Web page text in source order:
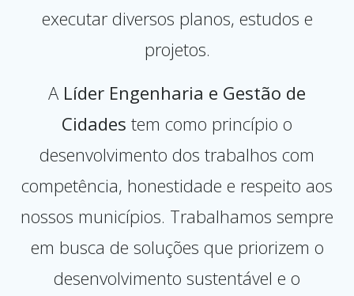
executar diversos planos, estudos e
projetos.
A Líder Engenharia e Gestão de
Cidades tem como princípio o
desenvolvimento dos trabalhos com
competência, honestidade e respeito aos
nossos municípios. Trabalhamos sempre
em busca de soluções que priorizem o
desenvolvimento sustentável e o